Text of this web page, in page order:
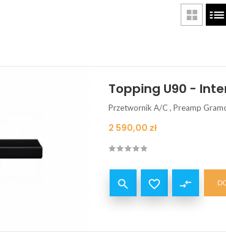
Topping U90 -
Przetwornik A/C , Preamp
Cena
2 590,00 zł
  compare_arrows